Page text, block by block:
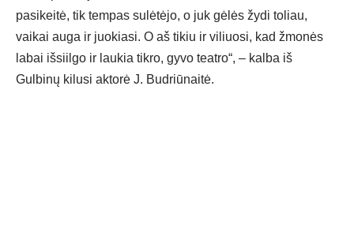
pasikeitė, tik tempas sulėtėjo, o juk gėlės žydi toliau,
vaikai auga ir juokiasi. O aš tikiu ir viliuosi, kad žmonės
labai išsiilgo ir laukia tikro, gyvo teatro“, – kalba iš
Gulbinų kilusi aktorė J. Budriūnaitė.